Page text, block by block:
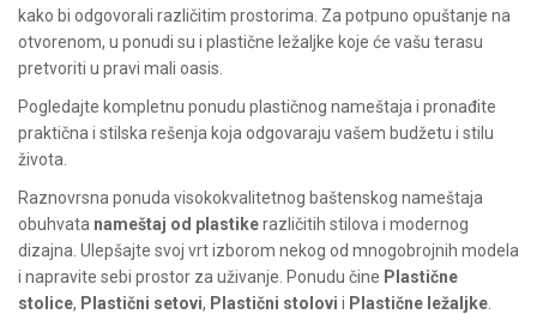
kako bi odgovorali različitim prostorima. Za potpuno opuštanje na
otvorenom, u ponudi su i plastične ležaljke koje će vašu terasu
pretvoriti u pravi mali oasis.
Pogledajte kompletnu ponudu plastičnog nameštaja i pronađite
praktična i stilska rešenja koja odgovaraju vašem budžetu i stilu
života.
Raznovrsna ponuda visokokvalitetnog baštenskog nameštaja
obuhvata nameštaj od plastikerazličitih stilova i modernog
dizajna. Ulepšajte svoj vrt izborom nekog od mnogobrojnih modela
i napravite sebi prostor za uživanje. Ponudu čine Plastične
stolice, Plastični setovi, Plastični stolovi i Plastične ležaljke